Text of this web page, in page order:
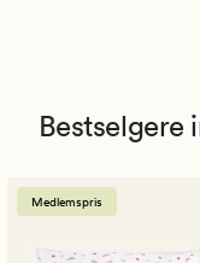
Bestselgere
Medlemspris